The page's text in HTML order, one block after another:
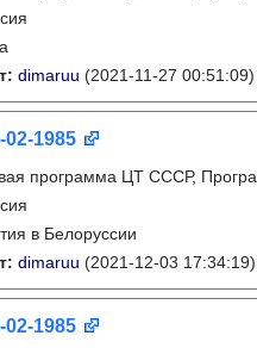
dimaruu (2021-11-27 00:51:09)
02-1985
программа ЦТ СССР,
в Белоруссии
dimaruu (2021-12-03 17:34:19)
02-1985